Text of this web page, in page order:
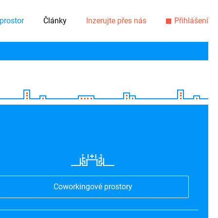
Články Inzerujte přes nás Přihlášení
Coworkingové prostory